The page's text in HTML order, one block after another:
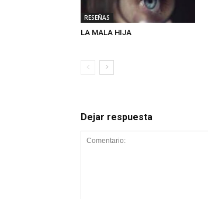
RESEÑAS
LA MALA HIJA
Dejar respuesta